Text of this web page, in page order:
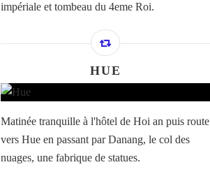
impériale et tombeau du 4eme Roi.
HUE
Matinée tranquille à l'hôtel de Hoi an puis route
vers Hue en passant par Danang, le col des
nuages, une fabrique de statues.